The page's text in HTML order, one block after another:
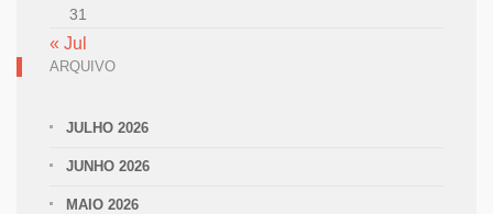
31
« Jul
ARQUIVO
JULHO 2026
JUNHO 2026
MAIO 2026